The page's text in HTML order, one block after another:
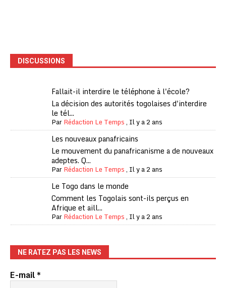
DISCUSSIONS
Fallait-il interdire le téléphone à l'école?
La décision des autorités togolaises d'interdire
le tél...
ParRédaction Le Temps, Il y a 2 ans
Les nouveaux panafricains
Le mouvement du panafricanisme a de nouveaux
adeptes. Q...
ParRédaction Le Temps, Il y a 2 ans
Le Togo dans le monde
Comment les Togolais sont-ils perçus en
Afrique et aill...
ParRédaction Le Temps, Il y a 2 ans
NE RATEZ PAS LES NEWS
E-mail*